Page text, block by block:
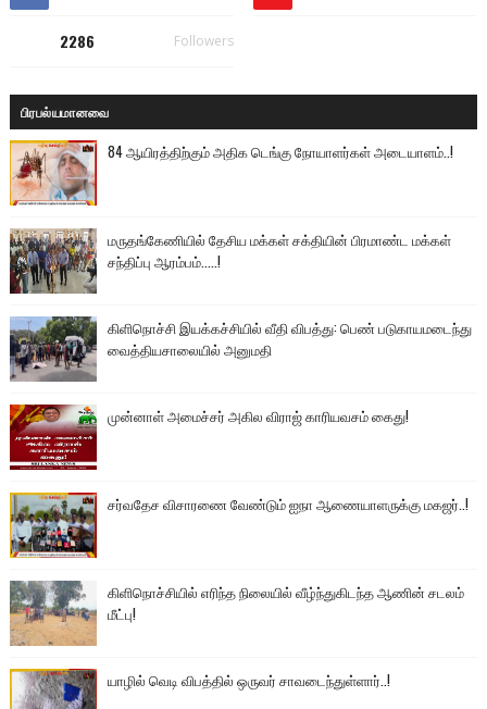
2286 Followers
பிரபல்யமானவை
84 ஆயிரத்திற்கும் அதிக டெங்கு நோயாளர்கள் அடையாளம்..!
மருதங்கேணியில் தேசிய மக்கள் சக்தியின் பிரமாண்ட மக்கள்
சந்திப்பு ஆரம்பம்.....!
கிளிநொச்சி இயக்கச்சியில் வீதி விபத்து: பெண் படுகாயமடைந்து
வைத்தியசாலையில் அனுமதி
முன்னாள் அமைச்சர் அகில விராஜ் காரியவசம் கைது!
சர்வதேச விசாரணை வேண்டும் ஐநா ஆணையாளருக்கு மகஜர்..!
கிளிநொச்சியில் எரிந்த நிலையில் வீழ்ந்துகிடந்த ஆணின் சடலம்
மீட்பு!
யாழில் வெடி விபத்தில் ஒருவர் சாவடைந்துள்ளார்..!